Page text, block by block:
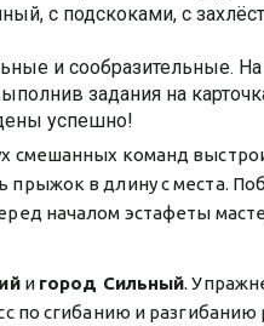
с подскоками, с
и сообразительные.
задания на
успешно!
смешанных команд
прыжок в длину с места.
началом эстафеты
и город Сильный.
по сгибанию и